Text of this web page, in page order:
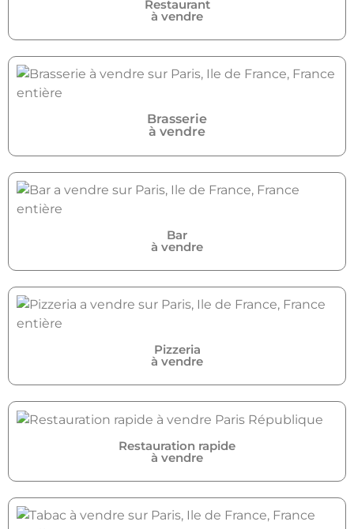
Restaurant
à vendre
Brasserie
à vendre
Bar
à vendre
Pizzeria
à vendre
Restauration rapide
à vendre